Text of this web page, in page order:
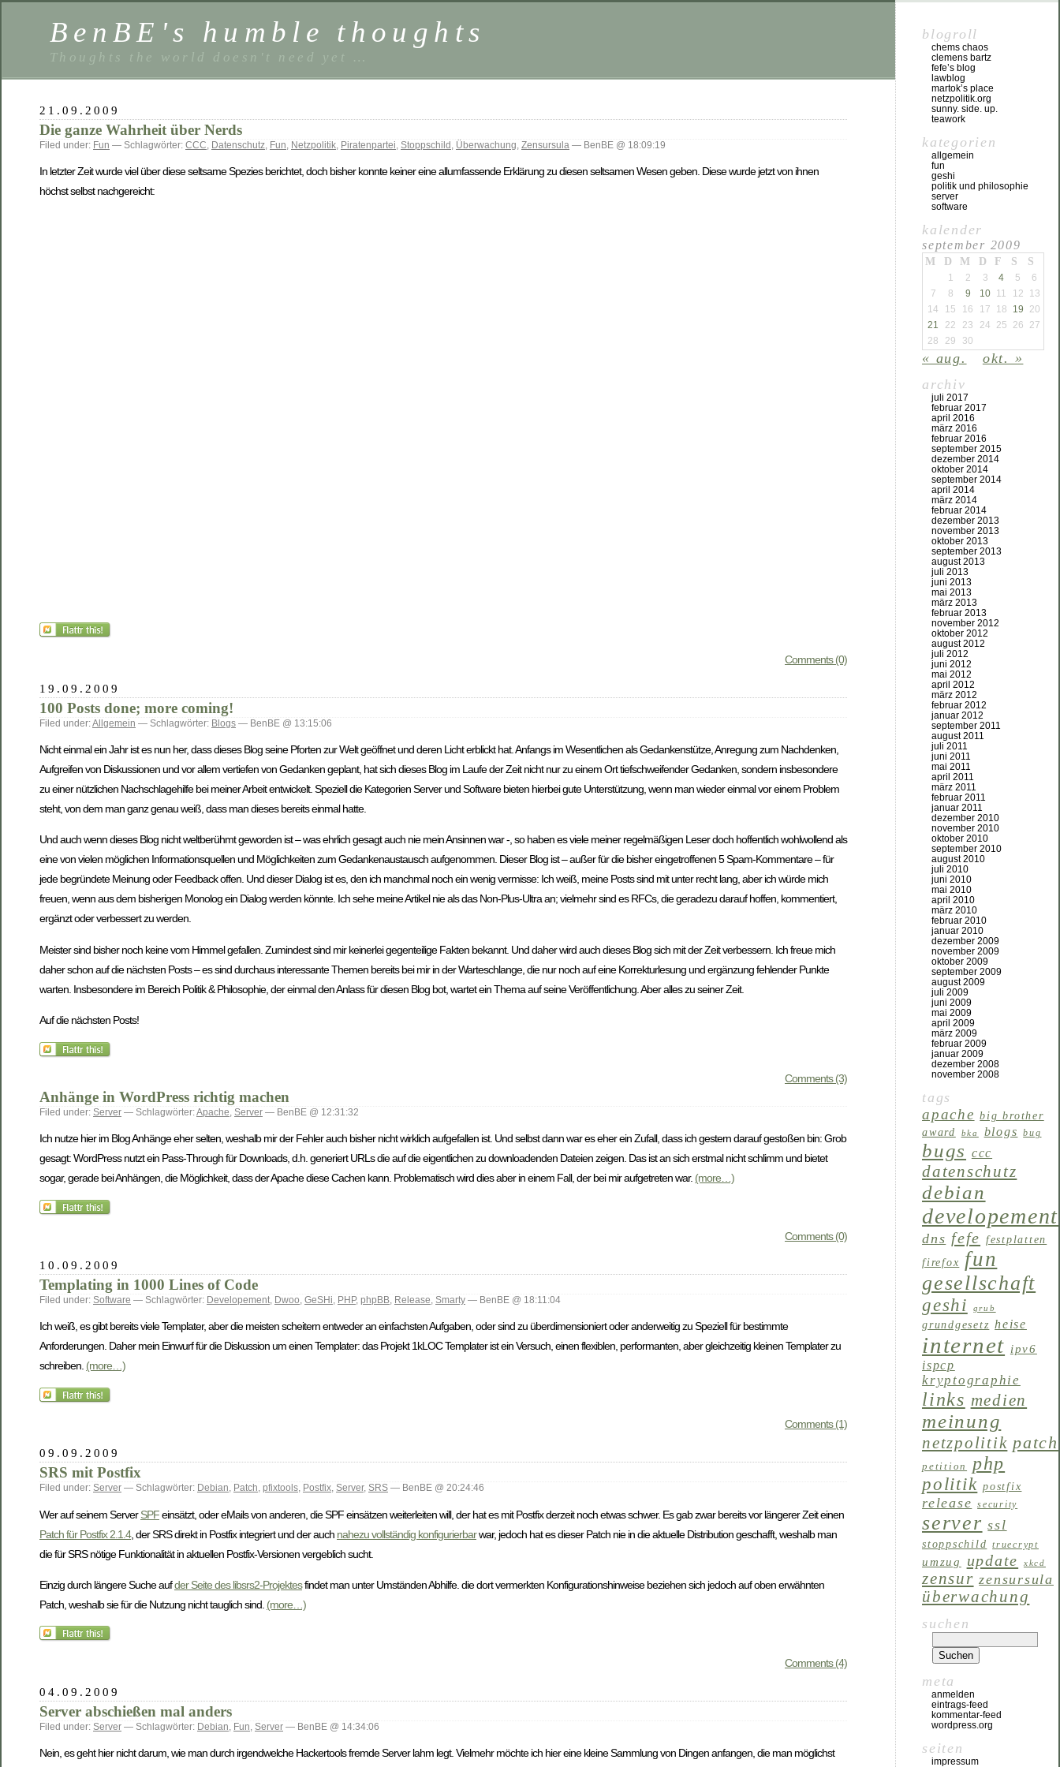
BenBE's humble thoughts
Thoughts the world doesn't need yet …
21.09.2009
Die ganze Wahrheit über Nerds
Filed under: Fun — Schlagwörter: CCC, Datenschutz, Fun, Netzpolitik, Piratenpartei, Stoppschild , Überwachung, Zensursula — BenBE @ 18:09:19
In letzter Zeit wurde viel über diese seltsame Spezies berichtet, doch bisher konnte keiner eine allumfassende Erklärung zu diesen seltsamen Wesen geben. Diese wurde jetzt von ihnen
höchst selbst nachgereicht:
Comments (0)
19.09.2009
100 Posts done; more coming!
Filed under:Allgemein — Schlagwörter: Blogs — BenBE @ 13:15:06
Nicht einmal ein Jahr ist es nun her, dass dieses Blog seine Pforten zur Welt geöffnet und deren Licht erblickt hat. Anfangs im Wesentlichen als Gedankenstütze, Anregung zum Nachdenken,
Aufgreifen von Diskussionen und vor allem vertiefen von Gedanken geplant, hat sich dieses Blog im Laufe der Zeit nicht nur zu einem Ort tiefschweifender Gedanken, sondern insbesondere
zu einer nützlichen Nachschlagehilfe bei meiner Arbeit entwickelt. Speziell die Kategorien Server und Software bieten hierbei gute Unterstützung, wenn man wieder einmal vor einem Problem
steht, von dem man ganz genau weiß, dass man dieses bereits einmal hatte.
Und auch wenn dieses Blog nicht weltberühmt geworden ist – was ehrlich gesagt auch nie mein Ansinnen war -, so haben es viele meiner regelmäßigen Leser doch hoffentlich wohlwollend als
eine von vielen möglichen Informationsquellen und Möglichkeiten zum Gedankenaustausch aufgenommen. Dieser Blog ist – außer für die bisher eingetroffenen 5 Spam-Kommentare – für
jede begründete Meinung oder Feedback offen. Und dieser Dialog ist es, den ich manchmal noch ein wenig vermisse: Ich weiß, meine Posts sind mit unter recht lang, aber ich würde mich
freuen, wenn aus dem bisherigen Monolog ein Dialog werden könnte. Ich sehe meine Artikel nie als das Non-Plus-Ultra an; vielmehr sind es RFCs, die geradezu darauf hoffen, kommentiert,
ergänzt oder verbessert zu werden.
Meister sind bisher noch keine vom Himmel gefallen. Zumindest sind mir keinerlei gegenteilige Fakten bekannt. Und daher wird auch dieses Blog sich mit der Zeit verbessern. Ich freue mich
daher schon auf die nächsten Posts – es sind durchaus interessante Themen bereits bei mir in der Warteschlange, die nur noch auf eine Korrekturlesung und ergänzung fehlender Punkte
warten. Insbesondere im Bereich Politik & Philosophie, der einmal den Anlass für diesen Blog bot, wartet ein Thema auf seine Veröffentlichung. Aber alles zu seiner Zeit.
Auf die nächsten Posts!
Comments (3)
Anhänge in WordPress richtig machen
Filed under: Server — Schlagwörter:Apache, Server — BenBE @ 12:31:32
Ich nutze hier im Blog Anhänge eher selten, weshalb mir der Fehler auch bisher nicht wirklich aufgefallen ist. Und selbst dann war es eher ein Zufall, dass ich gestern darauf gestoßen bin: Grob
gesagt: WordPress nutzt ein Pass-Through für Downloads, d.h. generiert URLs die auf die eigentlichen zu downloadenden Dateien zeigen. Das ist an sich erstmal nicht schlimm und bietet
sogar, gerade bei Anhängen, die Möglichkeit, dass der Apache diese Cachen kann. Problematisch wird dies aber in einem Fall, der bei mir aufgetreten war. (more…)
Comments (0)
10.09.2009
Templating in 1000 Lines of Code
Filed under: Software — Schlagwörter: Developement, Dwoo, GeSHi, PHP, phpBB, Release, Smarty — BenBE @ 18:11:04
Ich weiß, es gibt bereits viele Templater, aber die meisten scheitern entweder an einfachsten Aufgaben, oder sind zu überdimensioniert oder anderweitig zu Speziell für bestimmte
Anforderungen. Daher mein Einwurf für die Diskussion um einen Templater: das Projekt 1kLOC Templater ist ein Versuch, einen flexiblen, performanten, aber gleichzeitig kleinen Templater zu
schreiben. (more…)
Comments (1)
09.09.2009
SRS mit Postfix
Filed under: Server — Schlagwörter: Debian, Patch, pfixtools, Postfix, Server, SRS — BenBE @ 20:24:46
Wer auf seinem ServerSPFeinsätzt, oder eMails von anderen, die SPF einsätzen weiterleiten will, der hat es mit Postfix derzeit noch etwas schwer. Es gab zwar bereits vor längerer Zeit einen
Patch für Postfix 2.1.4, der SRS direkt in Postfix integriert und der auch nahezu vollständig konfigurierbarwar, jedoch hat es dieser Patch nie in die aktuelle Distribution geschafft, weshalb man
die für SRS nötige Funktionalität in aktuellen Postfix-Versionen vergeblich sucht.
Einzig durch längere Suche aufder Seite des libsrs2-Projektesfindet man unter Umständen Abhilfe. die dort vermerkten Konfigurationshinweise beziehen sich jedoch auf oben erwähnten
Patch, weshalb sie für die Nutzung nicht tauglich sind. (more…)
Comments (4)
04.09.2009
Server abschießen mal anders
Filed under: Server — Schlagwörter: Debian, Fun, Server — BenBE @ 14:34:06
Nein, es geht hier nicht darum, wie man durch irgendwelche Hackertools fremde Server lahm legt. Vielmehr möchte ich hier eine kleine Sammlung von Dingen anfangen, die man möglichst
blogroll
chems chaos
clemens bartz
fefe’s blog
lawblog
martok’s place
netzpolitik.org
sunny. side. up.
teawork
kategorien
allgemein
fun
geshi
politik und philosophie
server
software
kalender
september 2009
M D M D F S S
1 2 3 4 5
6
7
8 9 10 11 12
13
14
15 16 17 18 19
20
21
22 23 24 25 26
27
28
29 30
« aug.
okt. »
archiv
juli 2017
februar 2017
april 2016
märz 2016
februar 2016
september 2015
dezember 2014
oktober 2014
september 2014
april 2014
märz 2014
februar 2014
dezember 2013
november 2013
oktober 2013
september 2013
august 2013
juli 2013
juni 2013
mai 2013
märz 2013
februar 2013
november 2012
oktober 2012
august 2012
juli 2012
juni 2012
mai 2012
april 2012
märz 2012
februar 2012
januar 2012
september 2011
august 2011
juli 2011
juni 2011
mai 2011
april 2011
märz 2011
februar 2011
januar 2011
dezember 2010
november 2010
oktober 2010
september 2010
august 2010
juli 2010
juni 2010
mai 2010
april 2010
märz 2010
februar 2010
januar 2010
dezember 2009
november 2009
oktober 2009
september 2009
august 2009
juli 2009
juni 2009
mai 2009
april 2009
märz 2009
februar 2009
januar 2009
dezember 2008
november 2008
tags
apache big brother
award
bka blogs bug
bugs ccc
datenschutz
debian
developement
dns fefe festplatten
firefox fun
gesellschaft
geshi grub
grundgesetz heise
internet ipv6
ispcp
kryptographie
links medien
meinung
netzpolitik patch
petition php
politik postfix
release security
server ssl
stoppschild truecrypt
umzug update xkcd
zensur zensursula
überwachung
suchen
meta
anmelden
eintrags-feed
kommentar-feed
wordpress.org
seiten
impressum